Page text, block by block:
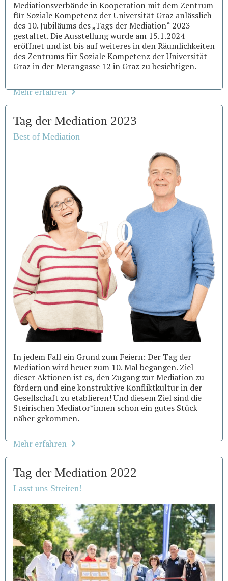
Mediationsverbände in Kooperation mit dem Zentrum
für Soziale Kompetenz der Universität Graz anlässlich
des 10. Jubiläums des „Tags der Mediation“ 2023
gestaltet. Die Ausstellung wurde am 15.1.2024
eröffnet und ist bis auf weiteres in den Räumlichkeiten
des Zentrums für Soziale Kompetenz der Universität
Graz in der Merangasse 12 in Graz zu besichtigen.
Mehr erfahren
Tag der Mediation 2023
Best of Mediation
In jedem Fall ein Grund zum Feiern: Der Tag der
Mediation wird heuer zum 10. Mal begangen. Ziel
dieser Aktionen ist es, den Zugang zur Mediation zu
fördern und eine konstruktive Konfliktkultur in der
Gesellschaft zu etablieren! Und diesem Ziel sind die
Steirischen Mediator*innen schon ein gutes Stück
näher gekommen.
Mehr erfahren
Tag der Mediation 2022
Lasst uns Streiten!